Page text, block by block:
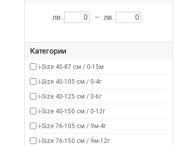
лв. – лв.
Категории
i-Size 40-87 см / 0-15м
i-Size 40-105 см / 0-4г
i-Size 40-125 см / 0-6г
i-Size 40-150 см / 0-12г
i-Size 76-105 см / 9м-4г
i-Size 76-150 см / 9м-12г